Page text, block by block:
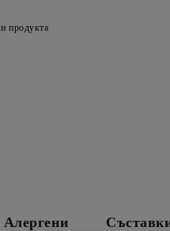
продукта
Алергени